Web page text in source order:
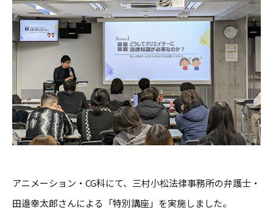
アニメーション・CG科にて、三村小松法律事務所の弁護士・
田邉幸太郎さんによる「特別講座」を実施しました。